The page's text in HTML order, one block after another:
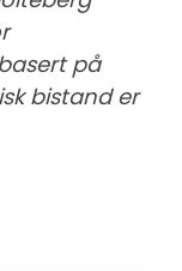
på
bistand er